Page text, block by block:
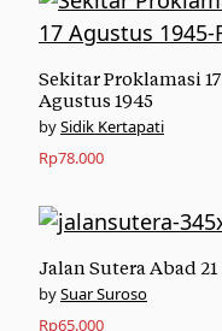
Sekitar Proklamasi 17
Agustus 1945
Sidik Kertapati
Rp78.000
Jalan Sutera Abad 21
Suar Suroso
Rp65.000